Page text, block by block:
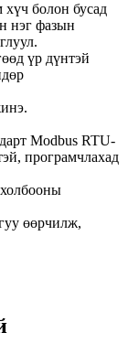
болон бусад
нэг фазын
үр дүнтэй
Modbus RTU-
програмчлахад
өөрчилж,